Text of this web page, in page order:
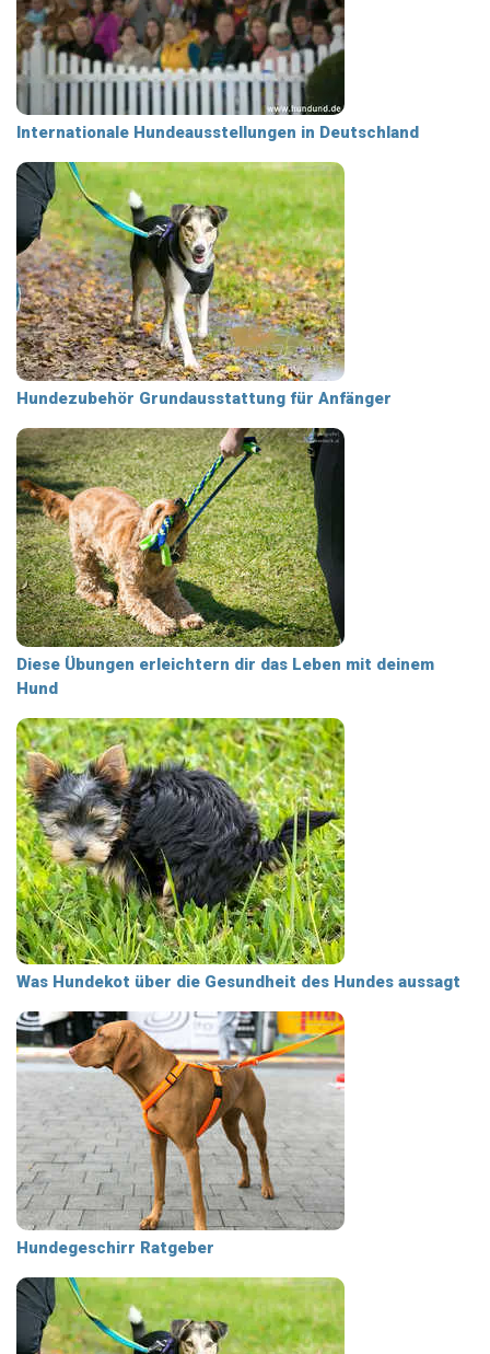
Internationale Hundeausstellungen in Deutschland
Hundezubehör Grundausstattung für Anfänger
Diese Übungen erleichtern dir das Leben mit deinem
Hund
Was Hundekot über die Gesundheit des Hundes aussagt
Hundegeschirr Ratgeber